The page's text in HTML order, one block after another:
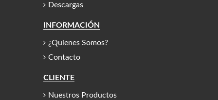
Descargas
INFORMACIÓN
¿Quienes Somos?
Contacto
CLIENTE
Nuestros Productos